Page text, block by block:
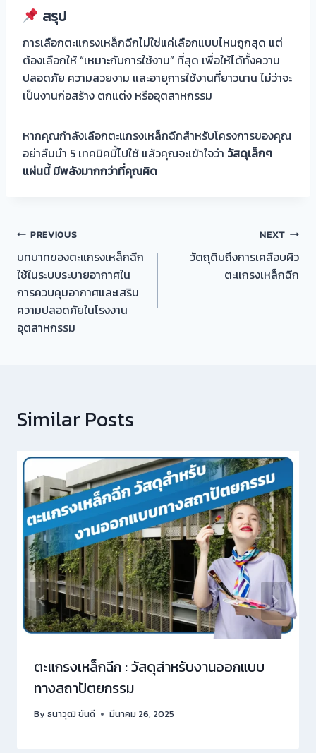
สรุป
การเลือกตะแกรงเหล็กฉีกไม่ใช่แค่เลือกแบบไหนถูกสุด แต่
ต้องเลือกให้ “เหมาะกับการใช้งาน” ที่สุด เพื่อให้ได้ทั้งความ
ปลอดภัย ความสวยงาม และอายุการใช้งานที่ยาวนาน ไม่ว่าจะ
เป็นงานก่อสร้าง ตกแต่ง หรืออุตสาหกรรม
หากคุณกำลังเลือกตะแกรงเหล็กฉีกสำหรับโครงการของคุณ
อย่าลืมนำ 5 เทคนิคนี้ไปใช้ แล้วคุณจะเข้าใจว่า วัสดุเล็กๆ
แผ่นนี้ มีพลังมากกว่าที่คุณคิด
แนะแนว
เรื่อง
PREVIOUS
บทบาทของตะแกรงเหล็กฉีก
ใช้ในระบบระบายอากาศใน
การควบคุมอากาศและเสริม
ความปลอดภัยในโรงงาน
อุตสาหกรรม
NEXT
วัตถุดิบถึงการเคลือบผิว
ตะแกรงเหล็กฉีก
Similar Posts
ตะแกรงเหล็กฉีก : วัสดุสำหรับงานออกแบบ
ทางสถาปัตยกรรม
Byธนาวุฒิ ขันดี มีนาคม 26, 2025